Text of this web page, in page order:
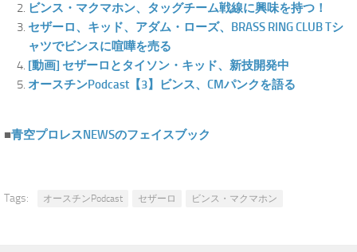
ビンス・マクマホン、タッグチーム戦線に興味を持つ！
セザーロ、キッド、アダム・ローズ、BRASS RING CLUB Tシ
ャツでビンスに喧嘩を売る
[動画] セザーロとタイソン・キッド、新技開発中
オースチンPodcast【3】ビンス、CMパンクを語る
■青空プロレスNEWSのフェイスブック
Tags: オースチンPodcast セザーロ ビンス・マクマホン